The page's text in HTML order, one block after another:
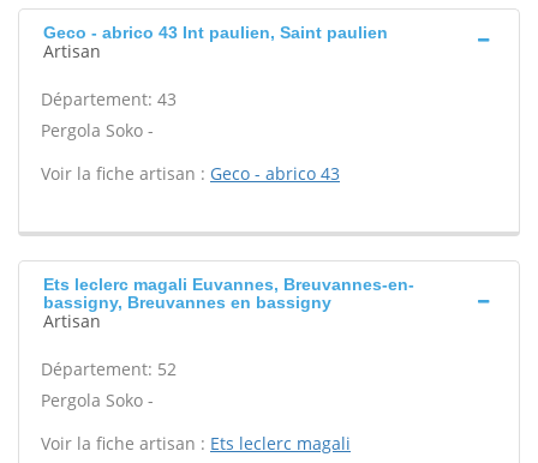
Geco - abrico 43 Int paulien, Saint paulien
Artisan
Département: 43
Pergola Soko -
Voir la fiche artisan : Geco - abrico 43
Ets leclerc magali Euvannes, Breuvannes-en-
bassigny, Breuvannes en bassigny
Artisan
Département: 52
Pergola Soko -
Voir la fiche artisan : Ets leclerc magali